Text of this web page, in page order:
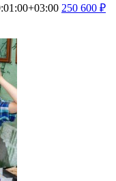
250 600 ₽